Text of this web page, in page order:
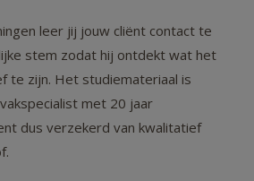
leer jij jouw cliënt contact te
stem zodat hij ontdekt wat het
te zijn. Het studiemateriaal is
met 20 jaar
dus verzekerd van kwalitatief